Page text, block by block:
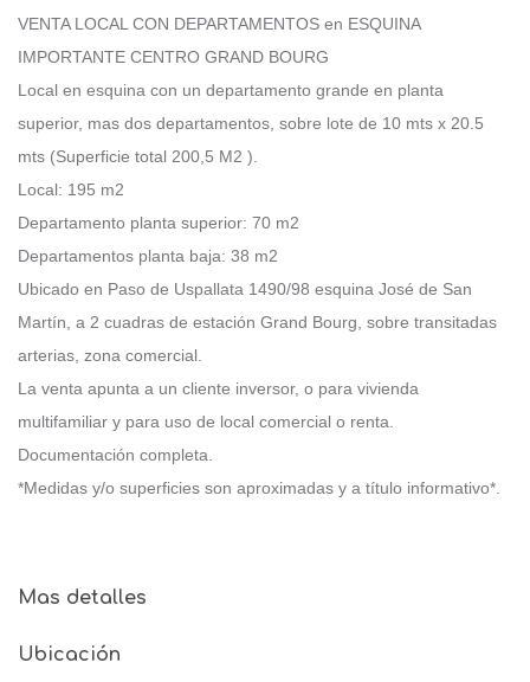
VENTA LOCAL CON DEPARTAMENTOS en ESQUINA
IMPORTANTE CENTRO GRAND BOURG
Local en esquina con un departamento grande en planta
superior, mas dos departamentos, sobre lote de 10 mts x 20.5
mts (Superficie total 200,5 M2 ).
Local: 195 m2
Departamento planta superior: 70 m2
Departamentos planta baja: 38 m2
Ubicado en Paso de Uspallata 1490/98 esquina José de San
Martín, a 2 cuadras de estación Grand Bourg, sobre transitadas
arterias, zona comercial.
La venta apunta a un cliente inversor, o para vivienda
multifamiliar y para uso de local comercial o renta.
Documentación completa.
*Medidas y/o superficies son aproximadas y a título informativo*.
Mas detalles
Ubicación